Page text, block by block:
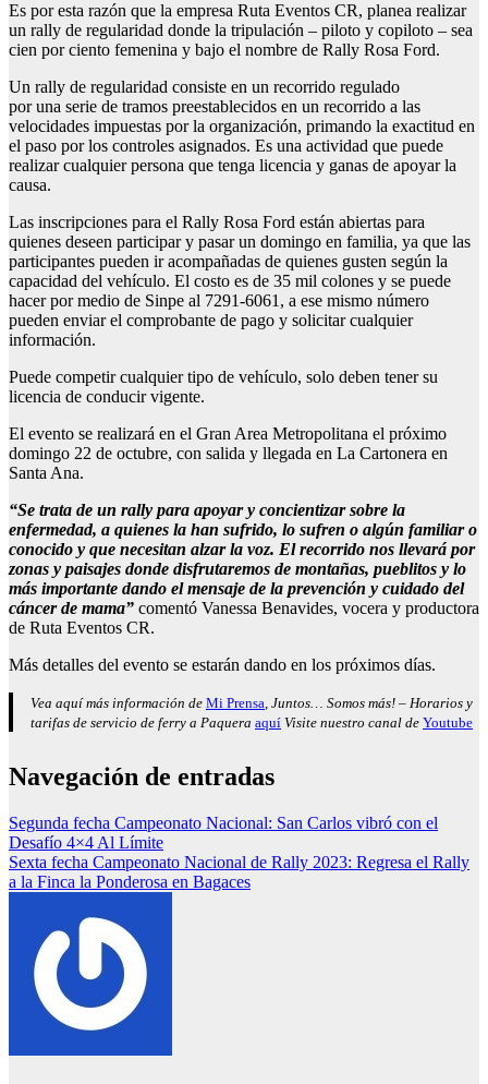
Es por esta razón que la empresa Ruta Eventos CR, planea realizar
un rally de regularidad donde la tripulación – piloto y copiloto – sea
cien por ciento femenina y bajo el nombre de Rally Rosa Ford.
Un rally de regularidad consiste en un recorrido regulado
por una serie de tramos preestablecidos en un recorrido a las
velocidades impuestas por la organización, primando la exactitud en
el paso por los controles asignados. Es una actividad que puede
realizar cualquier persona que tenga licencia y ganas de apoyar la
causa.
Las inscripciones para el Rally Rosa Ford están abiertas para
quienes deseen participar y pasar un domingo en familia, ya que las
participantes pueden ir acompañadas de quienes gusten según la
capacidad del vehículo. El costo es de 35 mil colones y se puede
hacer por medio de Sinpe al 7291-6061, a ese mismo número
pueden enviar el comprobante de pago y solicitar cualquier
información.
Puede competir cualquier tipo de vehículo, solo deben tener su
licencia de conducir vigente.
El evento se realizará en el Gran Area Metropolitana el próximo
domingo 22 de octubre, con salida y llegada en La Cartonera en
Santa Ana.
“Se trata de un rally para apoyar y concientizarsobre la
enfermedad, a quienes la han sufrido, lo sufren o algún familiar o
conocido y que necesitan alzar la voz. El recorrido nos llevará por
zonas y paisajes donde disfrutaremos de montañas, pueblitos y lo
más importante dando el mensaje de la prevención y cuidado del
cáncer de mama” comentó Vanessa Benavides, vocera y productora
de Ruta Eventos CR.
Más detalles del evento se estarán dando en los próximos días.
Vea aquí más información de Mi Prensa, Juntos… Somos más! – Horarios y
tarifas de servicio de ferry a Paquera aquí Visite nuestro canal de Youtube
Navegación de entradas
Segunda fecha Campeonato Nacional: San Carlos vibró con el
Desafío 4×4 Al Límite
Sexta fecha Campeonato Nacional de Rally 2023: Regresa el Rally
a la Finca la Ponderosa en Bagaces